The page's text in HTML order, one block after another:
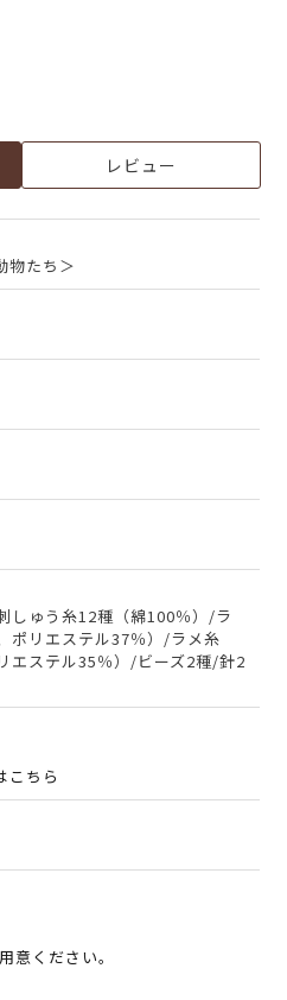
レビュー
物たち＞
しゅう糸12種（綿100％）/ラ
ポリエステル37％）/ラメ糸
エステル35％）/ビーズ2種/針2
こちら
意ください。